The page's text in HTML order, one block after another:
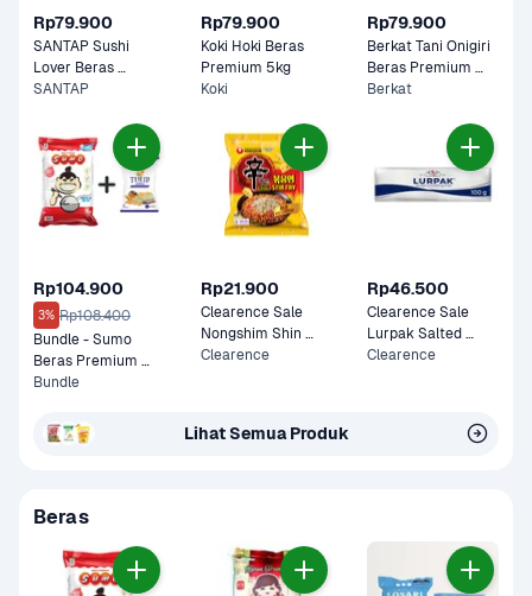
Rp79.900
SANTAP Sushi
Lover Beras
Premium 5kg
SANTAP
Rp79.900
Koki Hoki Beras
Premium 5kg
Koki
Rp79.900
Berkat Tani Onigiri
Beras Premium
5kg
Berkat
Rp104.900
3% Rp108.400
Bundle - Sumo
Beras Premium
Merah 5 kg & Tulip
Bundle
Rp21.900
Clearence Sale
Nongshim Shin
Ramyun Stir Fry
Clearence
Rp46.500
Clearence Sale
Lurpak Salted
Butter 100 gram
Clearence
Lihat Semua Produk
Beras